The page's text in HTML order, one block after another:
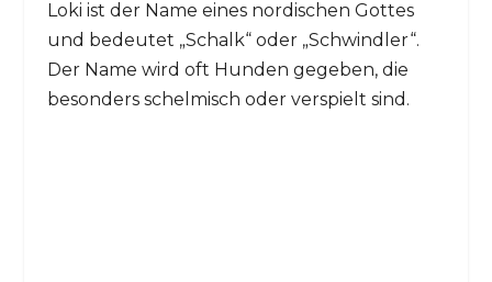
Loki ist der Name eines nordischen Gottes
und bedeutet „Schalk“ oder „Schwindler“.
Der Name wird oft Hunden gegeben, die
besonders schelmisch oder verspielt sind.